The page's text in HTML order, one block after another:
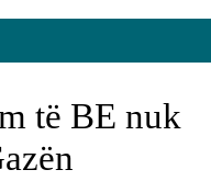
të BE nuk